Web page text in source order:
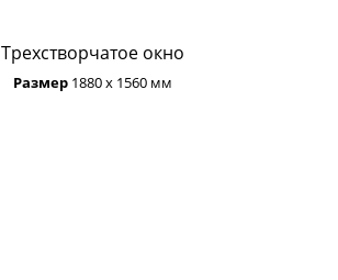
Трехстворчатое окно
Размер1880 х 1560 мм